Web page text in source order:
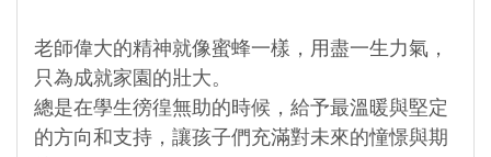
老師偉大的精神就像蜜蜂一樣，用盡一生力氣，
只為成就家園的壯大。
總是在學生徬徨無助的時候，給予最溫暖與堅定
的方向和支持，讓孩子們充滿對未來的憧憬與期